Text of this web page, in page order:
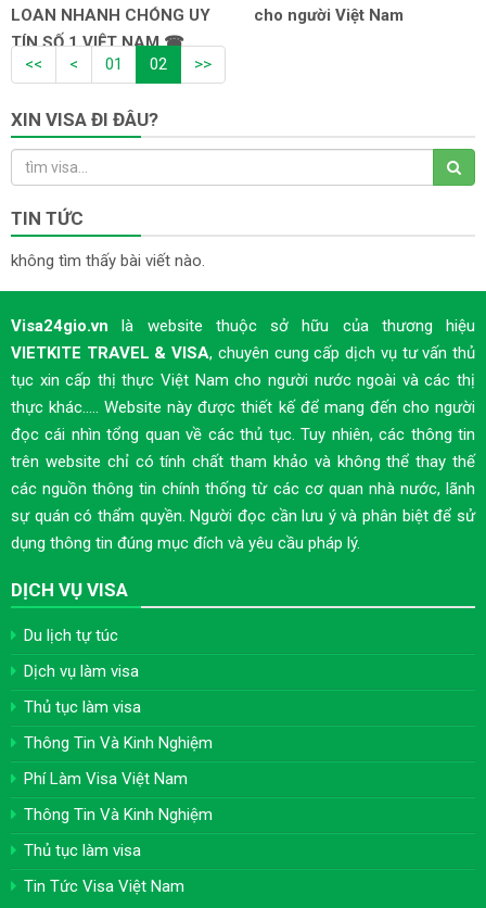
LOAN NHANH CHÓNG UY
TÍN SỐ 1 VIỆT NAM ☎
0918.977.377
cho người Việt Nam
<< < 01 02 >>
XIN VISA ĐI ĐÂU?
TIN TỨC
không tìm thấy bài viết nào.
Visa24gio.vn là website thuộc sở hữu của thương hiệu
VIETKITE TRAVEL & VISA, chuyên cung cấp dịch vụ tư vấn thủ
tục xin cấp thị thực Việt Nam cho người nước ngoài và các thị
thực khác..... Website này được thiết kế để mang đến cho người
đọc cái nhìn tổng quan về các thủ tục. Tuy nhiên, các thông tin
trên website chỉ có tính chất tham khảo và không thể thay thế
các nguồn thông tin chính thống từ các cơ quan nhà nước, lãnh
sự quán có thẩm quyền. Người đọc cần lưu ý và phân biệt để sử
dụng thông tin đúng mục đích và yêu cầu pháp lý.
DỊCH VỤ VISA
Du lịch tự túc
Dịch vụ làm visa
Thủ tục làm visa
Thông Tin Và Kinh Nghiệm
Phí Làm Visa Việt Nam
Thông Tin Và Kinh Nghiệm
Thủ tục làm visa
Tin Tức Visa Việt Nam